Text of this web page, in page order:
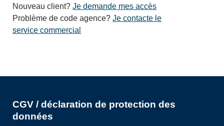
Nouveau client? Je demande mes accès
Problème de code agence? Je contacte le
service commercial
CGV / déclaration de protection des
données